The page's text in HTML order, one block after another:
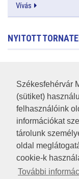
Székesfehérvár
(sütiket)
felhasználóink
információkat
tárolunk
oldal
cookie-k
További
Vívás
NYITOTT
RSS
A HONLAP
JOGI NYILATKOZAT
IMPRESSZUM